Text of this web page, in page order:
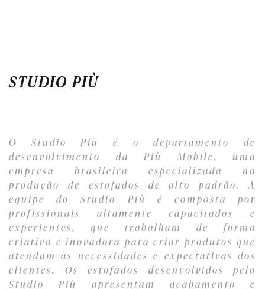
STUDIO PIÙ
O Studio Più é o departamento de
desenvolvimento da Più Mobile, uma
empresa brasileira especializada na
produção de estofados de alto padrão. A
equipe do Studio Più é composta por
profissionais altamente capacitados e
experientes, que trabalham de forma
criativa e inovadora para criar produtos que
atendam às necessidades e expectativas dos
clientes. Os estofados desenvolvidos pelo
Studio Più apresentam acabamento e